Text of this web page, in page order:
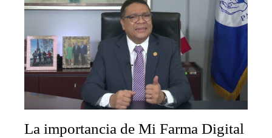
La importancia de Mi Farma Digital